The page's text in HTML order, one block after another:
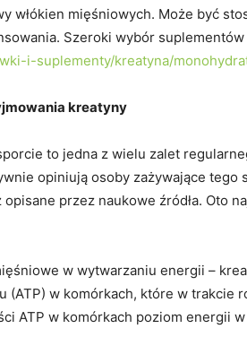
włókien mięśniowych. Może być
Szeroki wybór
i-suplementy/kreatyna/
kreatyny
to jedna z wielu zalet
opiniują osoby zażywające tego
opisane przez naukowe źródła. Oto
w wytwarzaniu energii –
(ATP) w komórkach, które w trakcie
ATP w komórkach poziom energii